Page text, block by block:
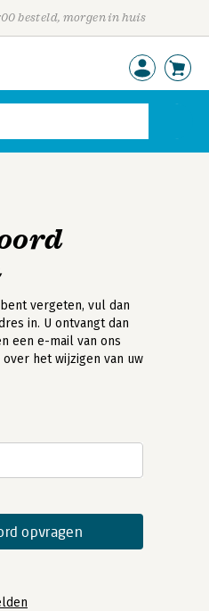
besteld, morgen in huis
vergeten, vul dan
in. U ontvangt dan
een e-mail van ons
het wijzigen van uw